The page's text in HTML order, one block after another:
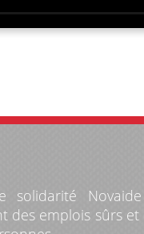
solidarité
des emplois sûrs